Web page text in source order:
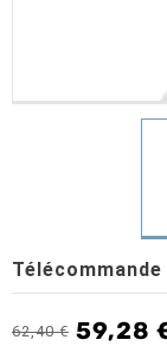
Télécommande
62,40 € 59,28